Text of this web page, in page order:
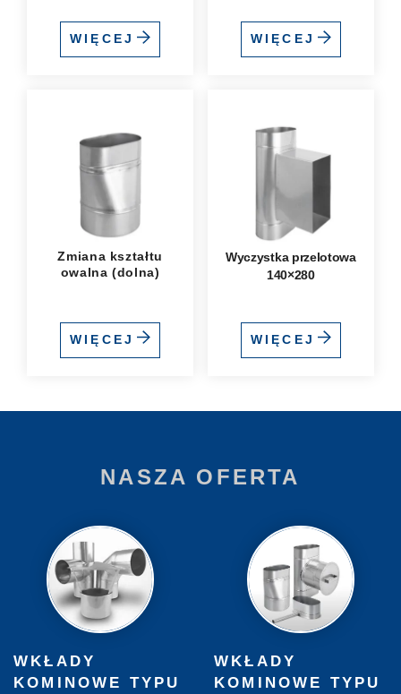
WIĘCEJ WIĘCEJ
Zmiana kształtu
owalna (dolna)
WIĘCEJ
Wyczystka przelotowa
140×280
WIĘCEJ
NASZA OFERTA
WKŁADY
KOMINOWE TYPU
WKŁADY
KOMINOWE TYPU